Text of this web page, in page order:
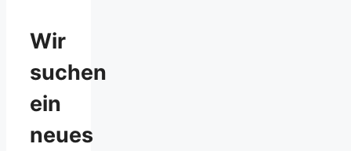
Wir
suchen
ein
neues